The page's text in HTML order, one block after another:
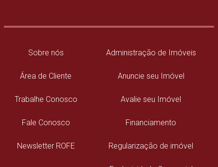
Sobre nós
Área de Cliente
Trabalhe Conosco
Fale Conosco
Newsletter ROFE
Administração de Imóveis
Anuncie seu Imóvel
Avalie seu Imóvel
Financiamento
Regularização de imóvel